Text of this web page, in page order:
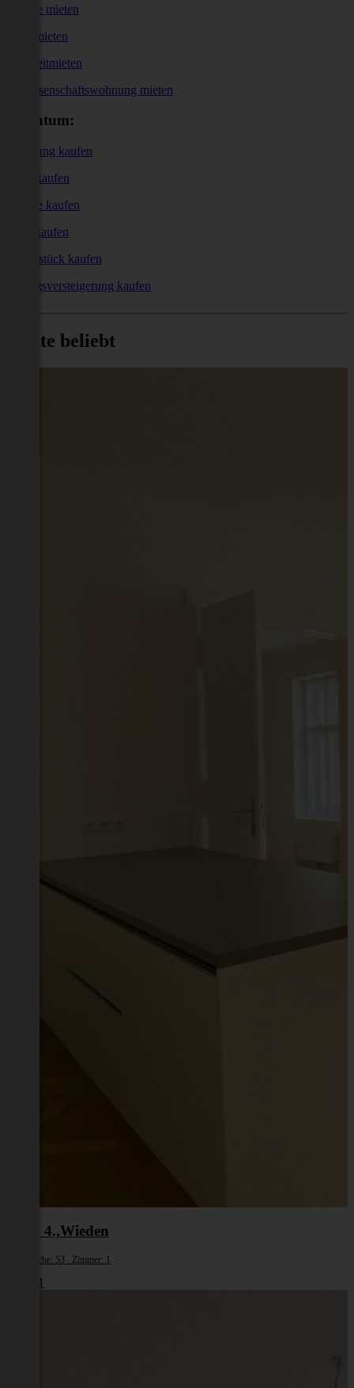
Garage mieten
Büro mieten
Kurzzeitmieten
Genossenschaftswohnung mieten
Eigentum:
Wohnung kaufen
Haus kaufen
Garage kaufen
Büro kaufen
Grundstück kaufen
Zwangsversteigerung kaufen
Heute beliebt
Wien 4.,Wieden
Wohnfläche: 53 Zimmer: 1
€ 1.461